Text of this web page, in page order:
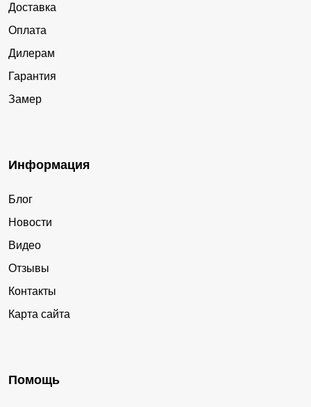
Доставка
Оплата
Дилерам
Гарантия
Замер
Информация
Блог
Новости
Видео
Отзывы
Контакты
Карта сайта
Помощь